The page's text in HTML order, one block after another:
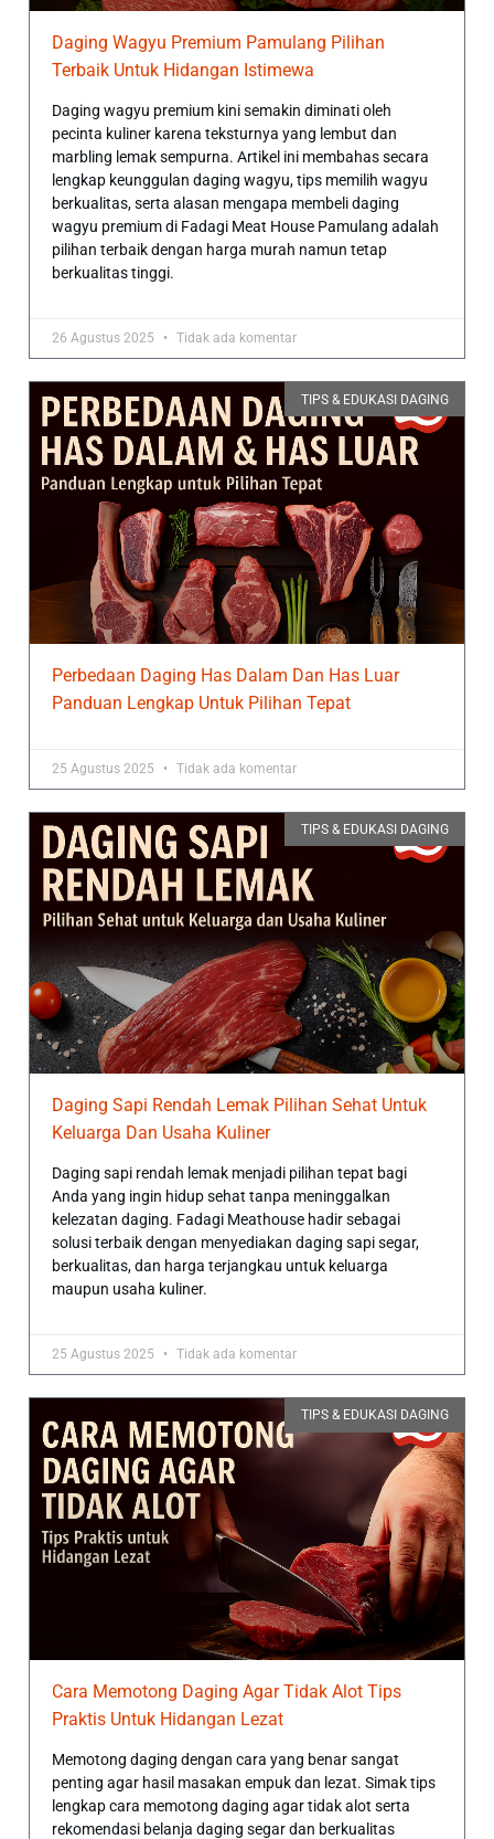
Daging Wagyu Premium Pamulang Pilihan
Terbaik Untuk Hidangan Istimewa
Daging wagyu premium kini semakin diminati oleh
pecinta kuliner karena teksturnya yang lembut dan
marbling lemak sempurna. Artikel ini membahas secara
lengkap keunggulan daging wagyu, tips memilih wagyu
berkualitas, serta alasan mengapa membeli daging
wagyu premium di Fadagi Meat House Pamulang adalah
pilihan terbaik dengan harga murah namun tetap
berkualitas tinggi.
26 Agustus 2025 Tidak ada komentar
TIPS & EDUKASI DAGING
Perbedaan Daging Has Dalam Dan Has Luar
Panduan Lengkap Untuk Pilihan Tepat
25 Agustus 2025 Tidak ada komentar
TIPS & EDUKASI DAGING
Daging Sapi Rendah Lemak Pilihan Sehat Untuk
Keluarga Dan Usaha Kuliner
Daging sapi rendah lemak menjadi pilihan tepat bagi
Anda yang ingin hidup sehat tanpa meninggalkan
kelezatan daging. Fadagi Meathouse hadir sebagai
solusi terbaik dengan menyediakan daging sapi segar,
berkualitas, dan harga terjangkau untuk keluarga
maupun usaha kuliner.
25 Agustus 2025 Tidak ada komentar
TIPS & EDUKASI DAGING
Cara Memotong Daging Agar Tidak Alot Tips
Praktis Untuk Hidangan Lezat
Memotong daging dengan cara yang benar sangat
penting agar hasil masakan empuk dan lezat. Simak tips
lengkap cara memotong daging agar tidak alot serta
rekomendasi belanja daging segar dan berkualitas